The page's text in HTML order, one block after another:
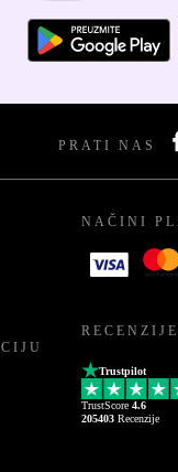
PRATI NAS
NAČINI
RECENZIJE
Trustpilot
TrustScore 4.6
205403 Recenzije